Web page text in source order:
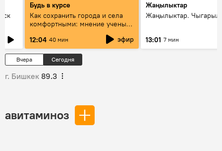
Будь в курсе
Как сохранить города и села
комфортными: мнение ученых
12:04 40 мин эфир
Жаңылыктар
Жаңылыктар.
13:01 7 мин
Вчера Сегодня
г. Бишкек 89.3
авитаминоз